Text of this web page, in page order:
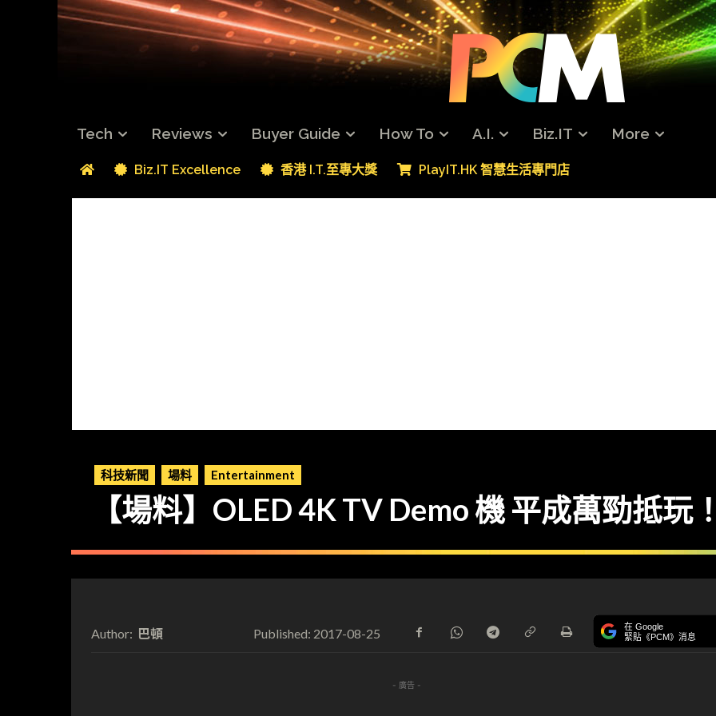
Tech Reviews Buyer Guide How To A.I. Biz.IT More
Biz.IT Excellence 香港 I.T.至專大獎 PlayIT.HK 智慧生活專門店
科技新聞 場料 Entertainment
【場料】OLED 4K TV Demo 機 平成萬勁抵玩
Author: 巴頓 Published: 2017-08-25 在 Google
緊貼《PCM》消息
- 廣告 -